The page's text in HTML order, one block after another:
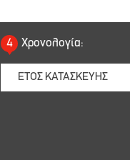
4 Χρονολογία: